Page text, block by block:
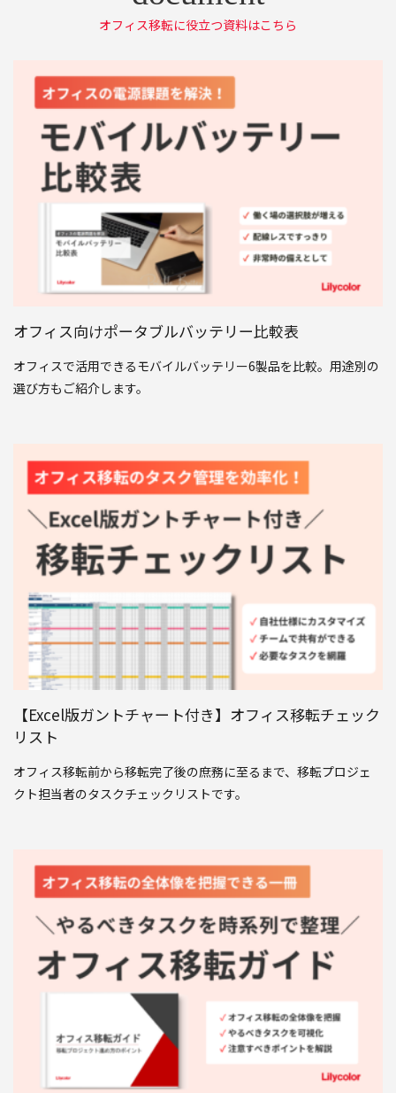
オフィス移転に役立つ資料はこちら
オフィス向けポータブルバッテリー比較表
オフィスで活用できるモバイルバッテリー6製品を比較。用途別の
選び方もご紹介します。
【Excel版ガントチャート付き】オフィス移転チェック
リスト
オフィス移転前から移転完了後の庶務に至るまで、移転プロジェ
クト担当者のタスクチェックリストです。